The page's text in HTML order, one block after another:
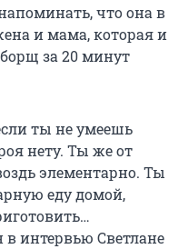
что она в
и мама, которая и
за 20 минут
ты не умеешь
нету. Ты же от
элементарно. Ты
еду домой,
интервью Светлане